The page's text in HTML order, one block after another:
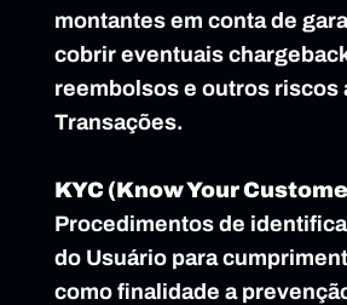
montantes em conta de
cobrir eventuais
reembolsos e outros riscos
Transações.
KYC (Know Your
Procedimentos de
do Usuário para
como finalidade a